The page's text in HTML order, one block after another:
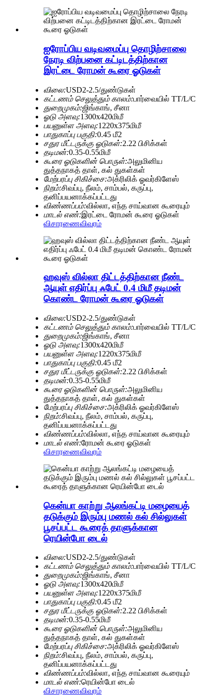
ஐரோப்பிய வடிவமைப்பு தொழிற்சாலை
நேரடி விற்பனை கட்டிடத்திற்கான
இரட்டை ரோமன் கூரை ஓடுகள்
விலை:USD2-2.5/துண்டுகள்
கட்டணம் செலுத்தும் காலம்:பார்வையில் TT/L/C
துறைமுகம்:ஜிங்காங், சீனா
ஓடு அளவு:1300x420மிமீ
பயனுள்ள அளவு:1220x375மிமீ
பாதுகாப்பு பகுதி:0.45 மீ2
சதுர மீட்டருக்கு ஓடுகள்:2.22 பிசிக்கள்
தடிமன்:0.35-0.55மிமீ
கூரை ஓடுகளின் பொருள்:அலுமினிய
துத்தநாகத் தாள், கல் துகள்கள்
மேற்பரப்பு சிகிச்சை:அக்ரிலிக் ஓவர்கிளேஸ்
நிறம்:சிவப்பு, நீலம், சாம்பல், கருப்பு,
தனிப்பயனாக்கப்பட்டது
விண்ணப்பம்:வில்லா, எந்த சாய்வான கூரையும்
மாடல் எண்:இரட்டை ரோமன் கூரை ஓடுகள்
விசாரணைவிவரம்
ஹவுஸ் வில்லா திட்டத்திற்கான நீண்ட
ஆயுள் எதிர்ப்பு ஃபேட் 0.4 மிமீ தடிமன்
கொண்ட ரோமன் கூரை ஓடுகள்
விலை:USD2-2.5/துண்டுகள்
கட்டணம் செலுத்தும் காலம்:பார்வையில் TT/L/C
துறைமுகம்:ஜிங்காங், சீனா
ஓடு அளவு:1300x420மிமீ
பயனுள்ள அளவு:1220x375மிமீ
பாதுகாப்பு பகுதி:0.45 மீ2
சதுர மீட்டருக்கு ஓடுகள்:2.22 பிசிக்கள்
தடிமன்:0.35-0.55மிமீ
கூரை ஓடுகளின் பொருள்:அலுமினிய
துத்தநாகத் தாள், கல் துகள்கள்
மேற்பரப்பு சிகிச்சை:அக்ரிலிக் ஓவர்கிளேஸ்
நிறம்:சிவப்பு, நீலம், சாம்பல், கருப்பு,
தனிப்பயனாக்கப்பட்டது
விண்ணப்பம்:வில்லா, எந்த சாய்வான கூரையும்
மாடல் எண்:ரோமன் கூரை ஓடுகள்
விசாரணைவிவரம்
கென்யா காற்று ஆலங்கட்டி மழையைத்
தடுக்கும் இரும்பு மணல் கல் சில்லுகள்
பூசப்பட்ட கூரைத் தாளுக்கான
ரெயின்போ டைல்
விலை:USD2-2.5/துண்டுகள்
கட்டணம் செலுத்தும் காலம்:பார்வையில் TT/L/C
துறைமுகம்:ஜிங்காங், சீனா
ஓடு அளவு:1300x420மிமீ
பயனுள்ள அளவு:1220x375மிமீ
பாதுகாப்பு பகுதி:0.45 மீ2
சதுர மீட்டருக்கு ஓடுகள்:2.22 பிசிக்கள்
தடிமன்:0.35-0.55மிமீ
கூரை ஓடுகளின் பொருள்:அலுமினிய
துத்தநாகத் தாள், கல் துகள்கள்
மேற்பரப்பு சிகிச்சை:அக்ரிலிக் ஓவர்கிளேஸ்
நிறம்:சிவப்பு, நீலம், சாம்பல், கருப்பு,
தனிப்பயனாக்கப்பட்டது
விண்ணப்பம்:வில்லா, எந்த சாய்வான கூரையும்
மாடல் எண்:ரெயின்போ டைல்
விசாரணைவிவரம்